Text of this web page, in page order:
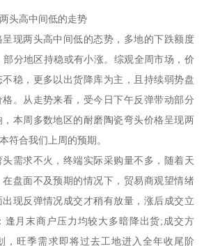
头高中间低的走势
现两头高中间低的态势，多地的下跌额度
部分地区持稳或有小涨。综观全周市场，价
稳，更多以出货降库为主，且持续弱势盘
。从走势来看，受今日下午反弹带动部分
本周多数地区的耐磨陶瓷弯头价格呈现两
符合我们上周的预期。
需求不火，终端实际采购量不多，随着天
盘面不及预期的情况下，贸易商观望情绪
现反弹情况成交才稍有放量，涨后成交立
逢月末商户压力均较大多暗降出货;成交方
，旺季需求即将过去工地进入全年收尾阶